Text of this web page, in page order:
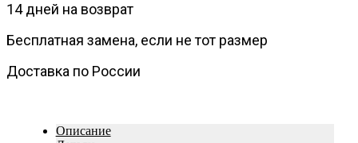
14 дней на возврат
Бесплатная замена, если не тот размер
Доставка по России
Описание